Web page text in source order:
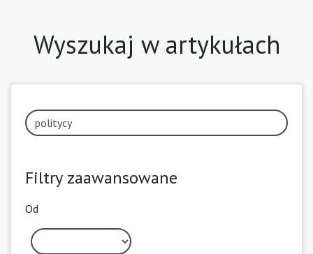
Wyszukaj w artykułach
Filtry zaawansowane
Od